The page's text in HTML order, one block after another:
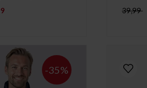
39,99
-35%